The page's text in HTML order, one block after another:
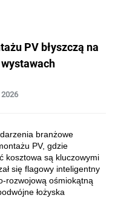
PV błyszczą na
branżowe
PV, gdzie
kosztowa są kluczowymi
się flagowy inteligentny
rozwojową ośmiokątną
łożyska